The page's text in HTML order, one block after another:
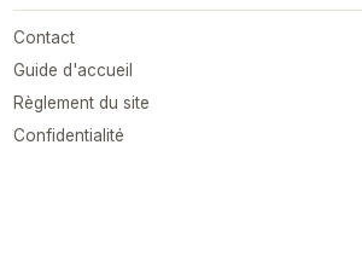
Contact
Guide d'accueil
Règlement du site
Confidentialité